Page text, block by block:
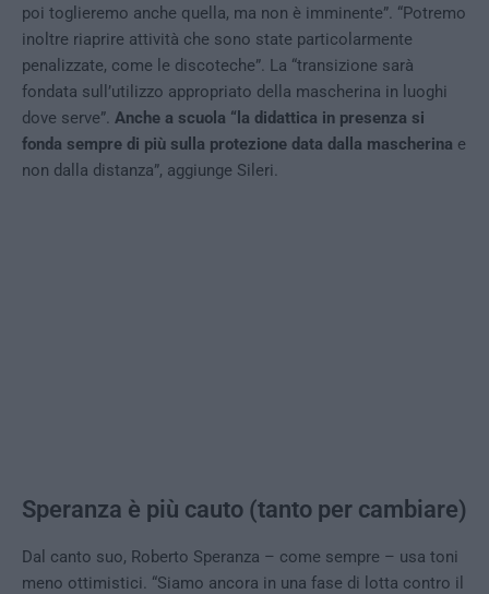
poi toglieremo anche quella, ma non è imminente”. “Potremo
inoltre riaprire attività che sono state particolarmente
penalizzate, come le discoteche”. La “transizione sarà
fondata sull’utilizzo appropriato della mascherina in luoghi
dove serve”. Anche a scuola “la didattica in presenza si
fonda sempre di più sulla protezione data dalla mascherina e
non dalla distanza”, aggiunge Sileri.
Speranza è più cauto (tanto per cambiare)
Dal canto suo, Roberto Speranza – come sempre – usa toni
meno ottimistici. “Siamo ancora in una fase di lotta contro il